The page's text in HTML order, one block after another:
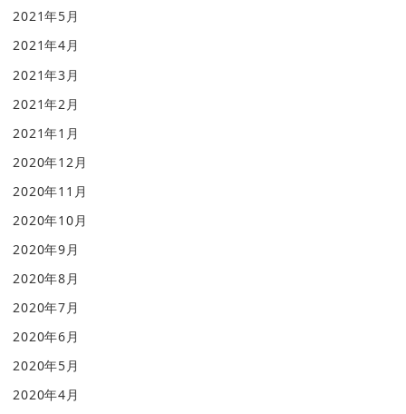
2021年5月
2021年4月
2021年3月
2021年2月
2021年1月
2020年12月
2020年11月
2020年10月
2020年9月
2020年8月
2020年7月
2020年6月
2020年5月
2020年4月